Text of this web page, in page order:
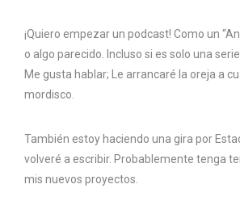
¡Quiero empezar un podcast! Como un
o algo parecido. Incluso si es solo una
Me gusta hablar; Le arrancaré la oreja a
mordisco.
También estoy haciendo una gira por
volveré a escribir. Probablemente tenga
mis nuevos proyectos.